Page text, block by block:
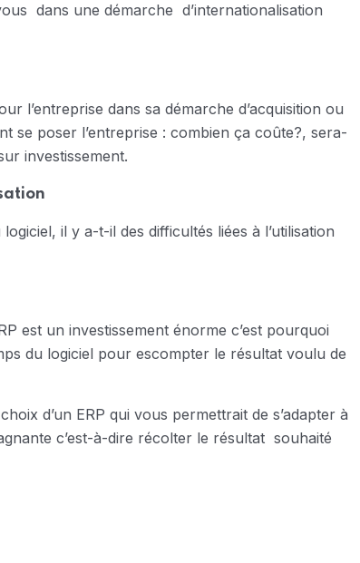
dans une démarche d’internationalisation
l’entreprise dans sa démarche d’acquisition ou
se poser l’entreprise : combien ça coûte?, sera-
investissement.
il y a-t-il des difficultés liées à l’utilisation
est un investissement énorme c’est pourquoi
du logiciel pour escompter le résultat voulu de
d’un ERP qui vous permettrait de s’adapter à
c’est-à-dire récolter le résultat souhaité